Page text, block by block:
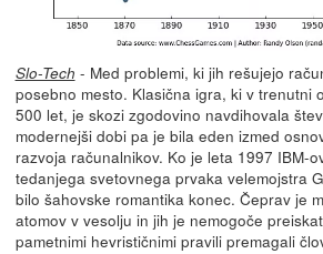
Slo-Tech - Med problemi, ki jih rešujejo
posebno mesto. Klasična igra, ki v trenutni
500 let, je skozi zgodovino navdihovala
modernejši dobi pa je bila eden izmed
razvoja računalnikov. Ko je leta 1997 IBM-
tedanjega svetovnega prvaka velemojstra
bilo šahovske romantika konec. Čeprav je
atomov v vesolju in jih je nemogoče
pametnimi hevrističnimi pravili premagali